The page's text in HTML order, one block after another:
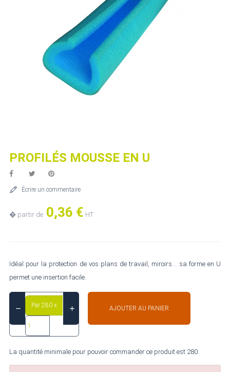
PROFILÉS MOUSSE EN U
Écrire un commentaire
� partir de 0,36 € HT
Idéal pour la protection de vos plans de travail, miroirs... sa forme en U
permet une insertion facile.
Par 280 x AJOUTER AU PANIER
La quantité minimale pour pouvoir commander ce produit est 280.